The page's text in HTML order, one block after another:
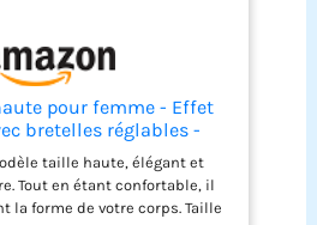
pour femme - Effet
bretelles réglables -
2 pièces pour la plage,
piscine, le spa, Noir , M
taille haute, élégant et
Tout en étant confortable, il
la forme de votre corps. Taille